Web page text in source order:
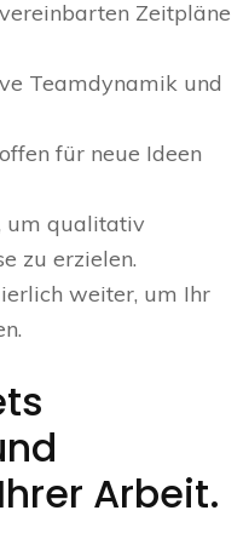
Zeitpläne
Teamdynamik und
für neue Ideen
um qualitativ
zu erzielen.
weiter, um Ihr
Arbeit.